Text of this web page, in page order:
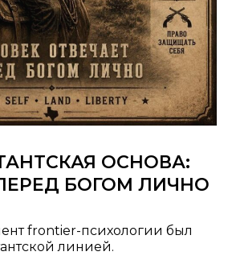
ОСНОВА:
БОГОМ ЛИЧНО
frontier-психологии был
линией.